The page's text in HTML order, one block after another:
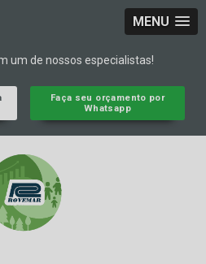
MENU
um de nossos especialistas!
Faça seu orçamento por
Whatsapp